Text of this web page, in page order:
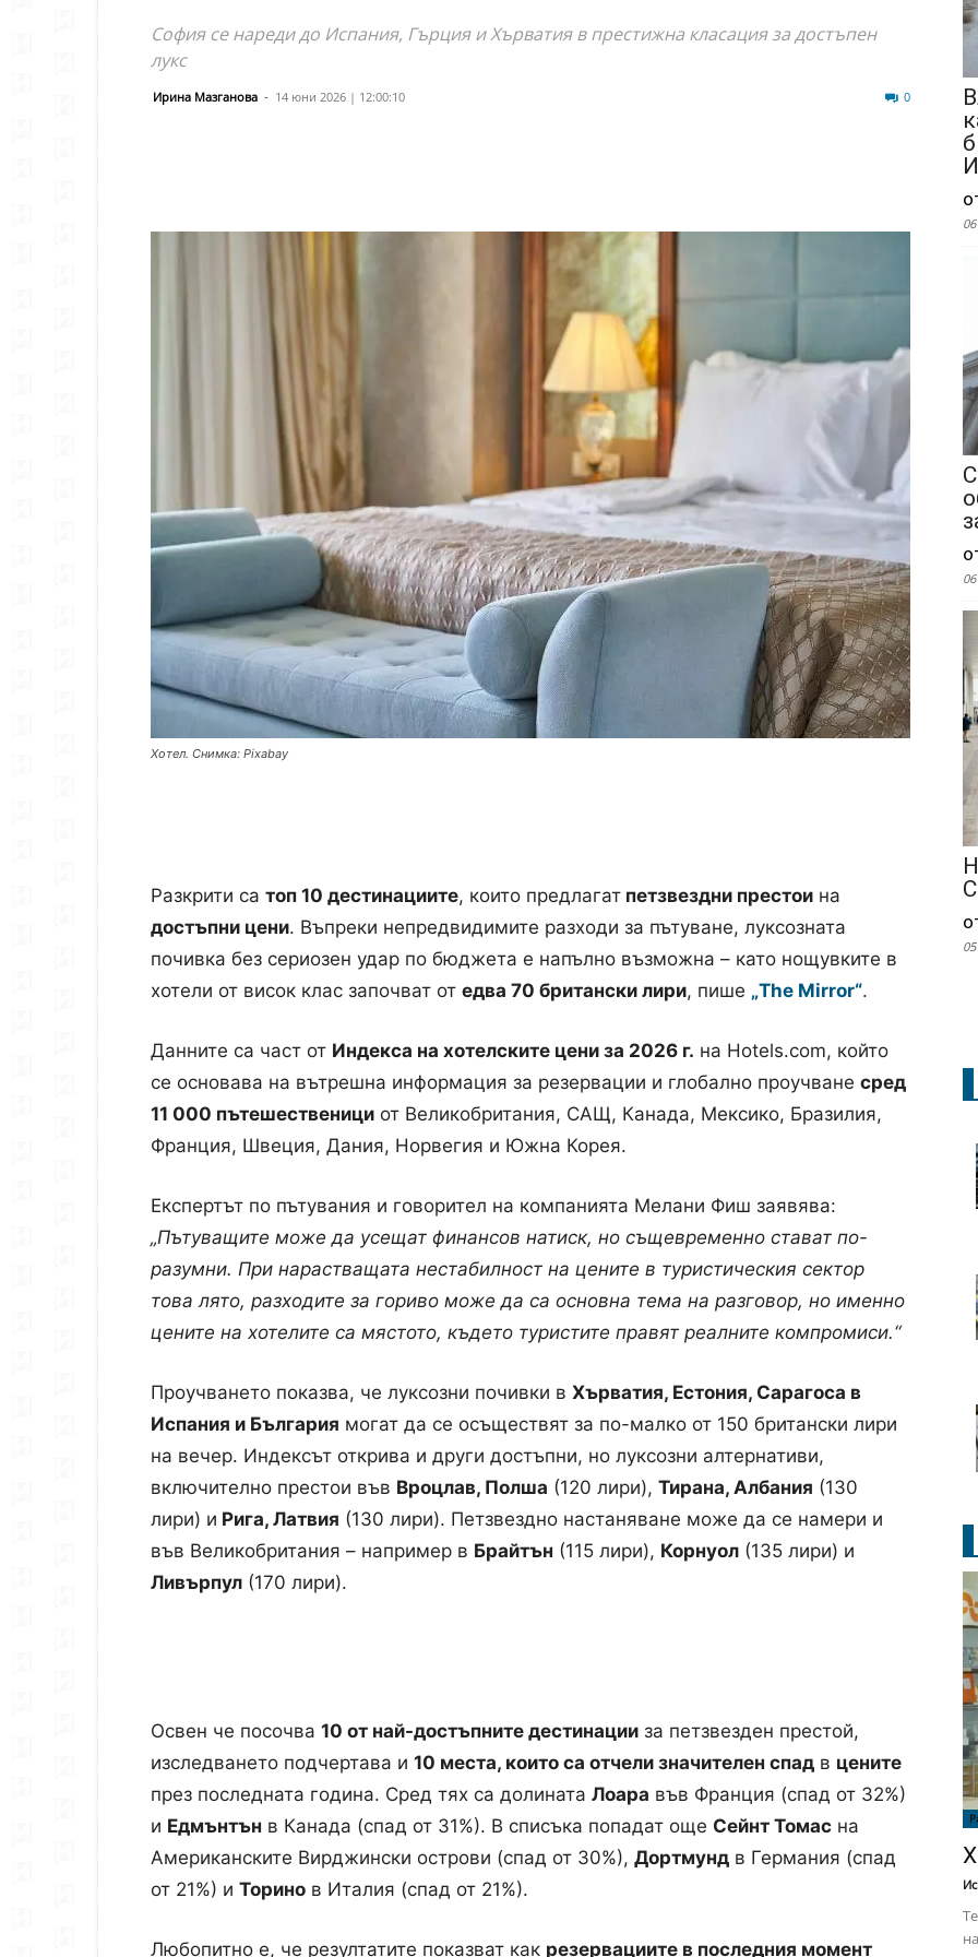
София се нареди до Испания, Гърция и Хърватия в престижна класация за достъпен
лукс
Ирина Мазганова - 14 юни 2026 | 12:00:10 0
Хотел. Снимка: Pixabay
Разкрити са топ 10 дестинациите, които предлагат петзвездни престои на
достъпни цени. Въпреки непредвидимите разходи за пътуване, луксозната
почивка без сериозен удар по бюджета е напълно възможна – като нощувките в
хотели от висок клас започват от едва 70 британски лири, пише „The Mirror“.
Данните са част от Индекса на хотелските цени за 2026 г. на Hotels.com, който
се основава на вътрешна информация за резервации и глобално проучване сред
11 000 пътешественици от Великобритания, САЩ, Канада, Мексико, Бразилия,
Франция, Швеция, Дания, Норвегия и Южна Корея.
Експертът по пътувания и говорител на компанията Мелани Фиш заявява:
„Пътуващите може да усещат финансов натиск, но същевременно стават по-
разумни. При нарастващата нестабилност на цените в туристическия сектор
това лято, разходите за гориво може да са основна тема на разговор, но именно
цените на хотелите са мястото, където туристите правят реалните компромиси.“
Проучването показва, че луксозни почивки в Хърватия, Естония, Сарагоса в
Испания и България могат да се осъществят за по-малко от 150 британски лири
на вечер. Индексът открива и други достъпни, но луксозни алтернативи,
включително престои във Вроцлав, Полша (120 лири), Тирана, Албания (130
лири) и Рига, Латвия (130 лири). Петзвездно настаняване може да се намери и
във Великобритания – например в Брайтън (115 лири), Корнуол (135 лири) и
Ливърпул (170 лири).
Освен че посочва 10 от най-достъпните дестинации за петзвезден престой,
изследването подчертава и 10 места, които са отчели значителен спад в цените
през последната година. Сред тях са долината Лоара във Франция (спад от 32%)
и Едмънтън в Канада (спад от 31%). В списъка попадат още Сейнт Томас на
Американските Вирджински острови (спад от 30%), Дортмунд в Германия (спад
от 21%) и Торино в Италия (спад от 21%).
Любопитно е, че резултатите показват как резервациите в последния момент